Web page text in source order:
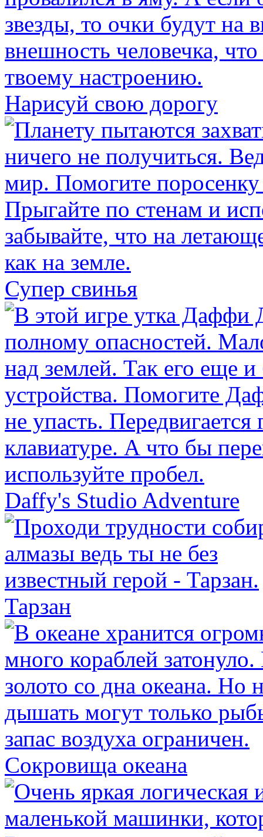
Нарисуй свою дорогу
Супер свинья
Daffy's Studio Adventure
Тарзан
Сокровища океана